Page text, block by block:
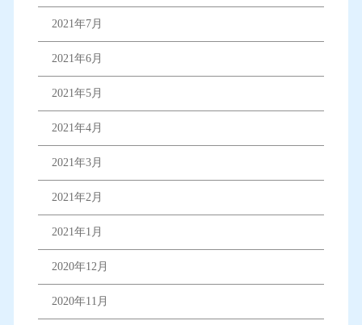
2021年7月
2021年6月
2021年5月
2021年4月
2021年3月
2021年2月
2021年1月
2020年12月
2020年11月